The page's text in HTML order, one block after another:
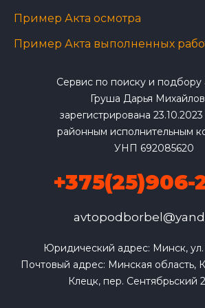
Пример Акта осмотра
Пример Акта выполненных
Сервис по поиску и подбору
Груша Дарья
зарегистрирована
районным исполнительным
УНП 692085620
+375(25)906-
Юридический адрес: Минск, ул.
Почтовый адрес: Минская область,
Клецк, пер. Сентябрьский